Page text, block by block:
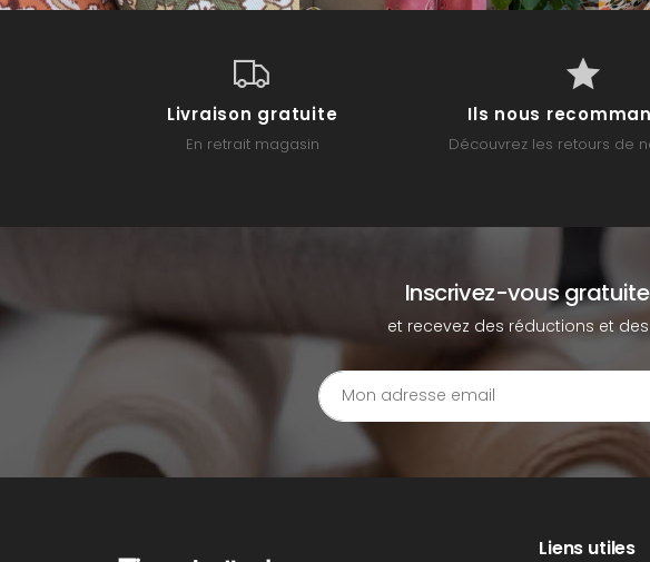
Livraison gratuite
En retrait magasin
Ils nous
Découvrez les retours de
Inscrivez-vous
et recevez des réductions et
Liens utiles